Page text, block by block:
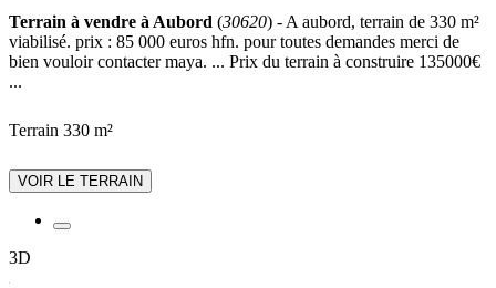
Terrain à vendre à Aubord (30620) - A aubord, terrain de 330 m²
viabilisé. prix : 85 000 euros hfn. pour toutes demandes merci de
bien vouloir contacter maya. ... Prix du terrain à construire 135000€
...
Terrain 330 m²
VOIR LE TERRAIN
3D